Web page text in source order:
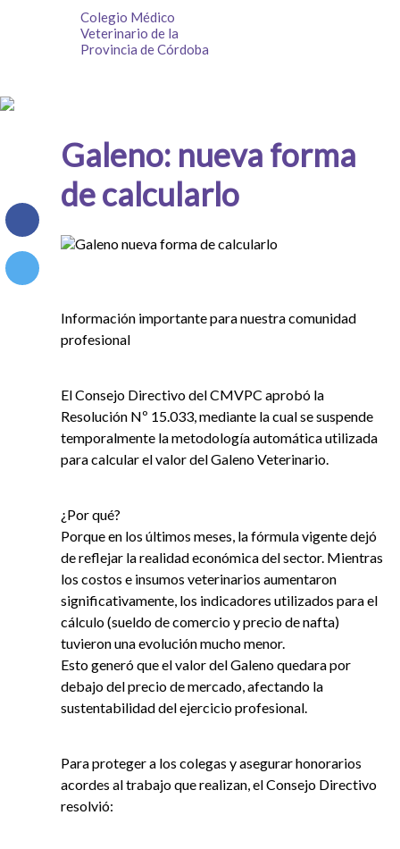
Colegio Médico
Veterinario de la
Provincia de Córdoba
Galeno: nueva forma
de calcularlo
Información importante para nuestra comunidad
profesional
El Consejo Directivo del CMVPC aprobó la
Resolución Nº 15.033, mediante la cual se suspende
temporalmente la metodología automática utilizada
para calcular el valor del Galeno Veterinario.
¿Por qué?
Porque en los últimos meses, la fórmula vigente dejó
de reflejar la realidad económica del sector. Mientras
los costos e insumos veterinarios aumentaron
significativamente, los indicadores utilizados para el
cálculo (sueldo de comercio y precio de nafta)
tuvieron una evolución mucho menor.
Esto generó que el valor del Galeno quedara por
debajo del precio de mercado, afectando la
sustentabilidad del ejercicio profesional.
Para proteger a los colegas y asegurar honorarios
acordes al trabajo que realizan, el Consejo Directivo
resolvió: